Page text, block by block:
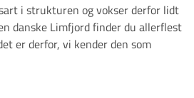
i strukturen og vokser derfor lidt
danske Limfjord finder du allerflest
er derfor, vi kender den som